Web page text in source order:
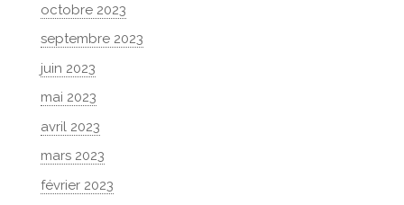
octobre 2023
septembre 2023
juin 2023
mai 2023
avril 2023
mars 2023
février 2023